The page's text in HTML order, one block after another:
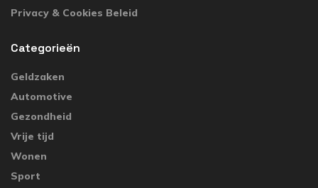
Privacy & Cookies Beleid
Categorieën
Geldzaken
Automotive
Gezondheid
Vrije tijd
Wonen
Sport